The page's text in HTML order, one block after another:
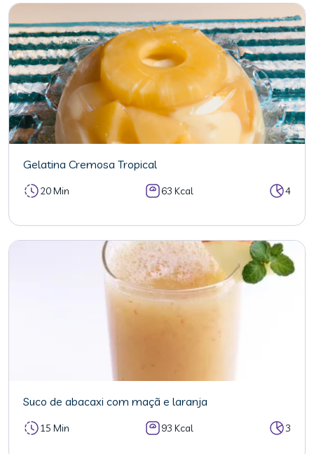
Gelatina Cremosa Tropical
20 Min 63 Kcal 4
Suco de abacaxi com maçã e laranja
15 Min 93 Kcal 3